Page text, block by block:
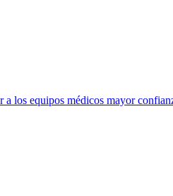
los equipos médicos mayor